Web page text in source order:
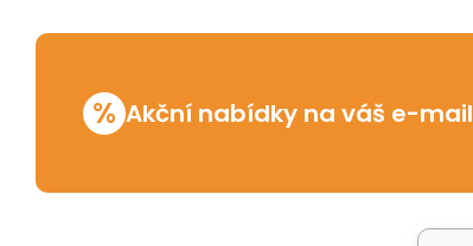
% Akční nabídky na váš e-mail